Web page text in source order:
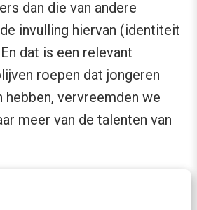
dan die van andere
invulling hiervan (identiteit
dat is een relevant
roepen dat jongeren
hebben, vervreemden we
meer van de talenten van